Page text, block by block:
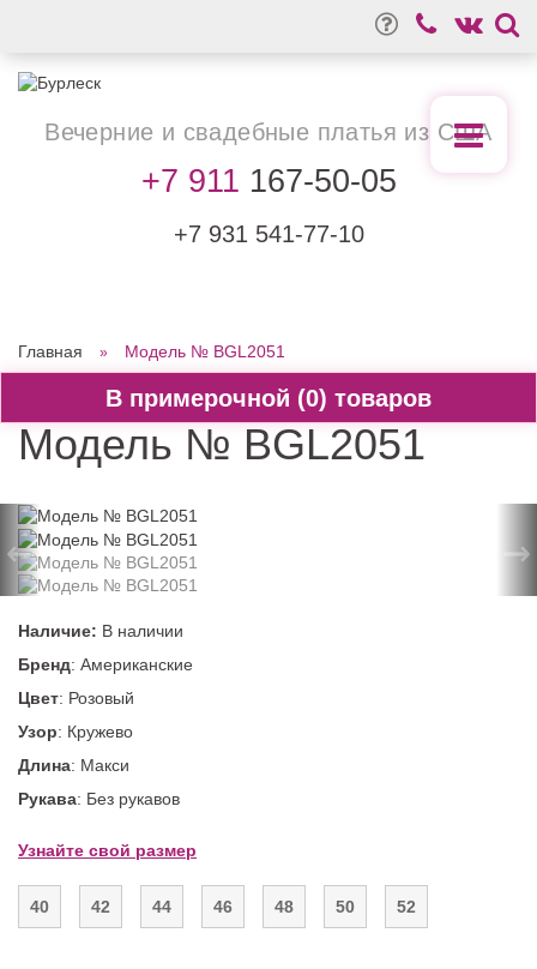
0
Вечерние и свадебные платья из США
+7 911 167-50-05
+7 931 541-77-10
Главная Модель № BGL2051
Модель № BGL2051
← →
Наличие: В наличии
Бренд: Американские
Цвет: Розовый
Узор: Кружево
Длина: Макси
Рукава: Без рукавов
Узнайте свой размер
40 42 44 46 48 50 52